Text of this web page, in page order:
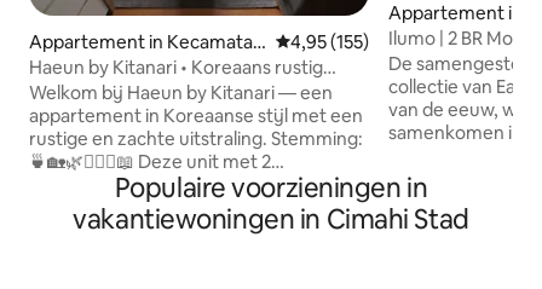
Appartement in Kecamatan
Cicendo
Gemiddelde beoordeling van
4,95 (155)
Haeun by Kitanari • Koreaans rustig
verblijf in de buurt van Pasteur
Welkom bij Haeun by Kitanari — een
appartement in Koreaanse stijl met een
rustige en zachte uitstraling. Stemming:
🍵🏡🌿🧖🏻‍♀️📖 Deze unit met 2
slaapkamers is geschikt voor 3-4 (+1)
gasten. Het minimalistische ontwerp, de
donkere neutrale kleuren en het balkon
Appartement in
Ilumo | 2 BR Modé
Toegangspoort
De
collectie van
van de eeuw, waar vorm en functie
samenkomen in
houtsoorten en
geïnspireerd op
midden van de
Populaire voorzieningen in
vakantiewoningen in Cimahi Stad